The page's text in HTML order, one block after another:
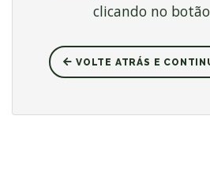
clicando no
VOLTE ATRÁS E